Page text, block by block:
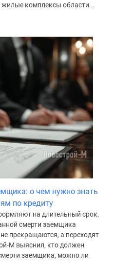
комплексы области...
о чем нужно знать
по кредиту
на длительный срок,
смерти заемщика
прекращаются, а переходят
М выяснил, кто должен
заемщика, можно ли